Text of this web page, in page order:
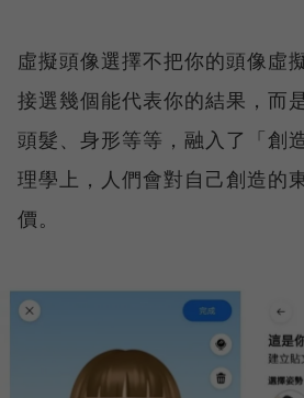
虛擬頭像選擇不把你的頭像虛
接選幾個能代表你的結果，而
頭髮、身形等等，融入了「創
理學上，人們會對自己創造的
價。